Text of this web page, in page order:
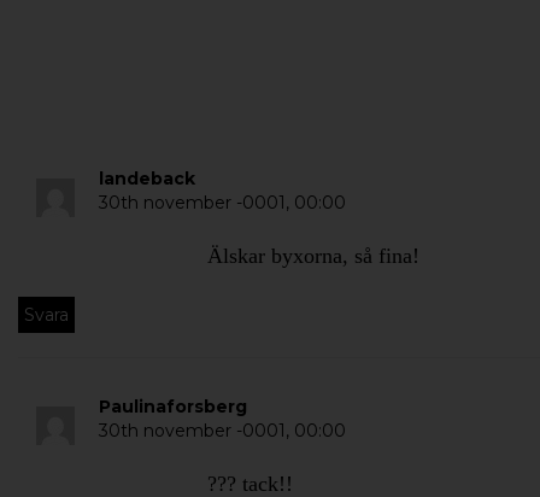
landeback
30th november -0001, 00:00
Älskar byxorna, så fina!
Svara
Paulinaforsberg
30th november -0001, 00:00
??? tack!!